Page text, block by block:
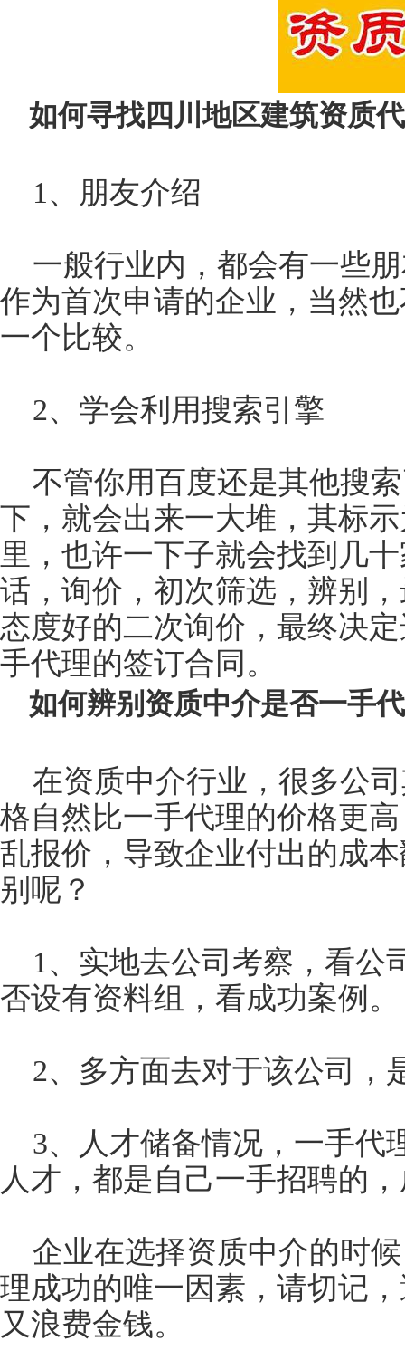
如何寻找四川地区建筑资质
1、朋友介绍
一般行业内，都会有一些
作为首次申请的企业，当然
一个比较。
2、学会利用搜索引擎
不管你用百度还是其他搜
下，就会出来一大堆，其标
里，也许一下子就会找到几
话，询价，初次筛选，辨别
态度好的二次询价，最终决
手代理的签订合同。
如何辨别资质中介是否一手
在资质中介行业，很多公
格自然比一手代理的价格更
乱报价，导致企业付出的成
别呢？
1、实地去公司考察，看公
否设有资料组，看成功案例。
2、多方面去对于该公司，
3、人才储备情况，一手代
人才，都是自己一手招聘的
企业在选择资质中介的时
理成功的唯一因素，请切记
又浪费金钱。